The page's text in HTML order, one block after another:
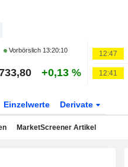
Vorbörslich 13:20:10
+0,13 %
12:47
12:41
Einzelwerte Derivate
MarketScreener Artikel